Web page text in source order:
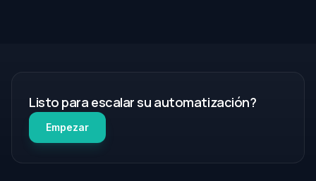
Listo para escalar su automatización?
Empezar